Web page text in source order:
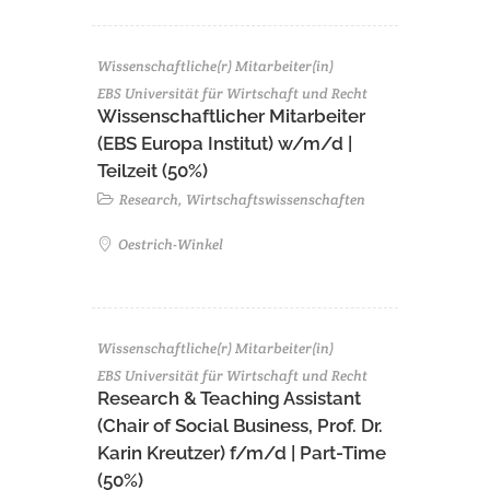
Wissenschaftliche(r) Mitarbeiter(in)
EBS Universität für Wirtschaft und Recht
Wissenschaftlicher Mitarbeiter
(EBS Europa Institut) w/m/d |
Teilzeit (50%)
Research, Wirtschaftswissenschaften
Oestrich-Winkel
Wissenschaftliche(r) Mitarbeiter(in)
EBS Universität für Wirtschaft und Recht
Research & Teaching Assistant
(Chair of Social Business, Prof. Dr.
Karin Kreutzer) f/m/d | Part-Time
(50%)